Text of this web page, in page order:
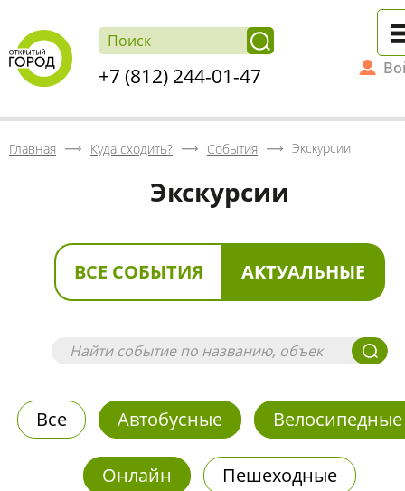
+7 (812) 244-01-47
Главная Куда сходить? События Экскурсии
Экскурсии
ВСЕ СОБЫТИЯ АКТУАЛЬНЫЕ
Все Автобусные Велосипедные
Онлайн Пешеходные